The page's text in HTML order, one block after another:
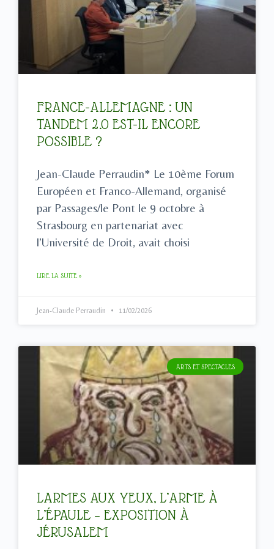
FRANCE-ALLEMAGNE : UN
TANDEM 2.0 EST-IL ENCORE
POSSIBLE ?
Jean-Claude Perraudin* Le 10ème Forum
Européen et Franco-Allemand, organisé
par Passages/le Pont le 9 octobre à
Strasbourg en partenariat avec
l’Université de Droit, avait choisi
LIRE LA SUITE »
Jean-Claude Perraudin 11/02/2026
ARTS ET SPECTACLES
LARMES AUX YEUX, L’ARME À
L’ÉPAULE – EXPOSITION À
JÉRUSALEM